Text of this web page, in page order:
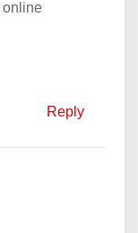
online
Reply